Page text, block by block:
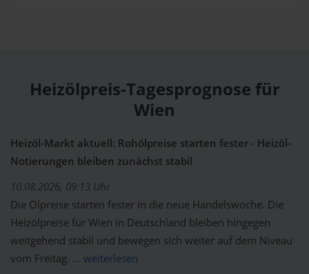
Heizölpreis-Tagesprognose für
Wien
Heizöl-Markt aktuell: Rohölpreise starten fester - Heizöl-
Notierungen bleiben zunächst stabil
10.08.2026, 09:13 Uhr
Die Ölpreise starten fester in die neue Handelswoche. Die
Heizölpreise für Wien in Deutschland bleiben hingegen
weitgehend stabil und bewegen sich weiter auf dem Niveau
vom Freitag. ... weiterlesen